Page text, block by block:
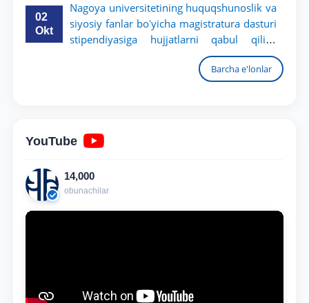
02
Okt
Nagoya universitetining huquqshunoslik va
siyosiy fanlar boʻyicha magistratura dasturi
stipendiyasiga hujjatlarni qabul qilish
Barcha e'lonlar
YouTube
14,000
obunachilar